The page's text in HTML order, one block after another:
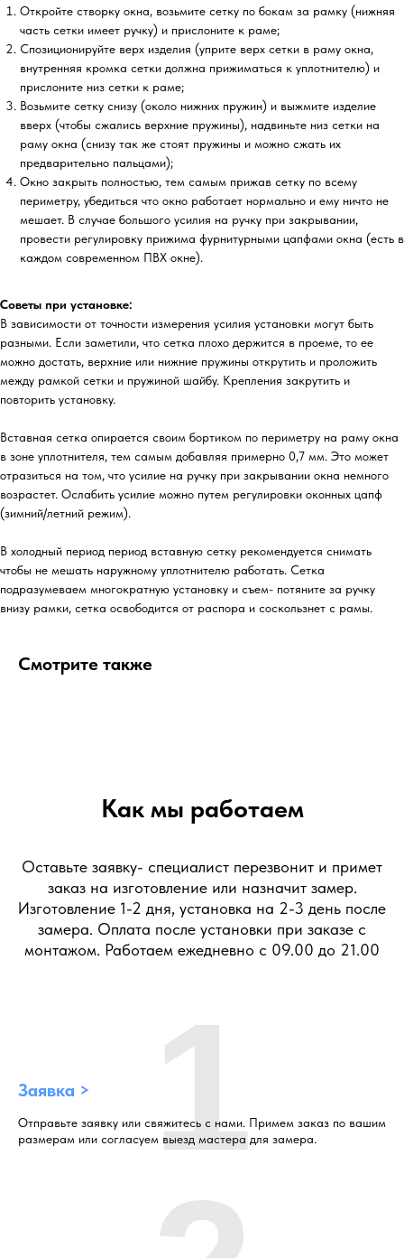
Откройте створку окна, возьмите сетку по бокам за рамку (нижняя
часть сетки имеет ручку) и прислоните к раме;
Спозиционируйте верх изделия (уприте верх сетки в раму окна,
внутренняя кромка сетки должна прижиматься к уплотнителю) и
прислоните низ сетки к раме;
Возьмите сетку снизу (около нижних пружин) и выжмите изделие
вверх (чтобы сжались верхние пружины), надвиньте низ сетки на
раму окна (снизу так же стоят пружины и можно сжать их
предварительно пальцами);
Окно закрыть полностью, тем самым прижав сетку по всему
периметру, убедиться что окно работает нормально и ему ничто не
мешает. В случае большого усилия на ручку при закрывании,
провести регулировку прижима фурнитурными цапфами окна (есть в
каждом современном ПВХ окне).
Советы при установке:
В зависимости от точности измерения усилия установки могут быть
разными. Если заметили, что сетка плохо держится в проеме, то ее
можно достать, верхние или нижние пружины открутить и проложить
между рамкой сетки и пружиной шайбу. Крепления закрутить и
повторить установку.
Вставная сетка опирается своим бортиком по периметру на раму окна
в зоне уплотнителя, тем самым добавляя примерно 0,7 мм. Это может
отразиться на том, что усилие на ручку при закрывании окна немного
возрастет. Ослабить усилие можно путем регулировки оконных цапф
(зимний/летний режим).
В холодный период период вставную сетку рекомендуется снимать
чтобы не мешать наружному уплотнителю работать. Сетка
подразумеваем многократную установку и съем- потяните за ручку
внизу рамки, сетка освободится от распора и соскользнет с рамы.
Смотрите также
Как мы работаем
Оставьте заявку- специалист перезвонит и примет
заказ на изготовление или назначит замер.
Изготовление 1-2 дня, установка на 2-3 день после
замера. Оплата после установки при заказе с
монтажом. Работаем ежедневно с 09.00 до 21.00
Заявка >
Отправьте заявку или свяжитесь с нами. Примем заказ по вашим
размерам или согласуем выезд мастера для замера.
1